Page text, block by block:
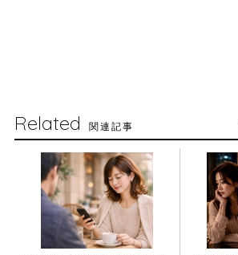
Related 関連記事